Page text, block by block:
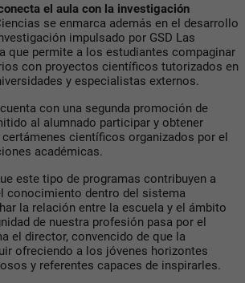
el aula con la investigación
se enmarca además en el desarrollo
impulsado por GSD Las
que permite a los estudiantes compaginar
con proyectos científicos tutorizados en
y especialistas externos.
con una segunda promoción de
al alumnado participar y obtener
científicos organizados por el
académicas.
este tipo de programas contribuyen a
conocimiento dentro del sistema
la relación entre la escuela y el ámbito
de nuestra profesión pasa por el
el director, convencido de que la
ofreciendo a los jóvenes horizontes
y referentes capaces de inspirarles.